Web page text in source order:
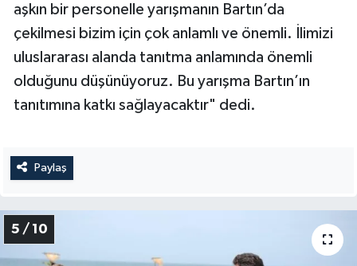
aşkın bir personelle yarışmanın Bartın’da
çekilmesi bizim için çok anlamlı ve önemli. İlimizi
uluslararası alanda tanıtma anlamında önemli
olduğunu düşünüyoruz. Bu yarışma Bartın’ın
tanıtımına katkı sağlayacaktır" dedi.
Paylaş
5 / 10